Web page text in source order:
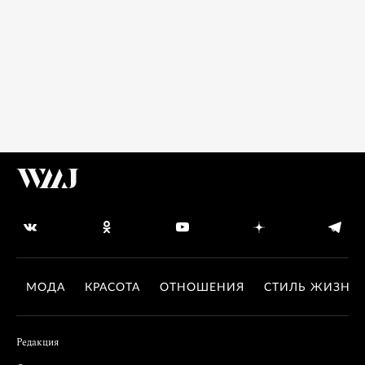
МОДА КРАСОТА ОТНОШЕНИЯ СТИЛЬ ЖИЗНИ
Редакция